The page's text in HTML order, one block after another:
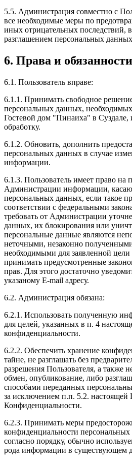
5.5. Администрация совместно с
все необходимые меры по
иных отрицательных последствий,
разглашением персональных
6. Права и
6.1. Пользователь вправе:
6.1.1. Принимать свободное
персональных данных, необходимых
Гостевой дом "Пинаиха" в Суздале,
обработку.
6.1.2. Обновить, дополнить
персональных данных в случае
информации.
6.1.3. Пользователь имеет право на
Администрации информации,
персональных данных, если такое
соответствии с федеральными
требовать от Администрации
данных, их блокирования или
персональные данные являются
неточными, незаконно
необходимыми для заявленной цели
принимать предусмотренные
прав. Для этого достаточно
указаному E-mail адресу.
6.2. Администрация обязана:
6.2.1. Использовать полученную
для целей, указанных в п. 4
конфиденциальности.
6.2.2. Обеспечить хранение
тайне, не разглашать без
разрешения Пользователя, а также
обмен, опубликование, либо
способами переданных
за исключением п.п. 5.2. настоящей
Конфиденциальности.
6.2.3. Принимать меры
конфиденциальности
согласно порядку, обычно
рода информации в существующем